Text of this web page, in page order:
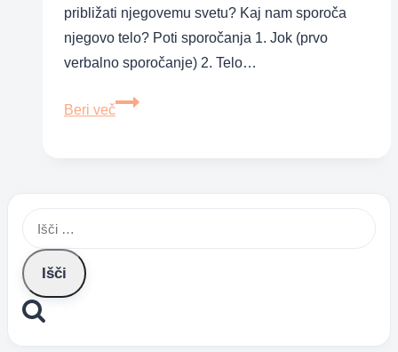
približati njegovemu svetu? Kaj nam sporoča
njegovo telo? Poti sporočanja 1. Jok (prvo
verbalno sporočanje) 2. Telo…
Beri več
Neverbalna
Išči: